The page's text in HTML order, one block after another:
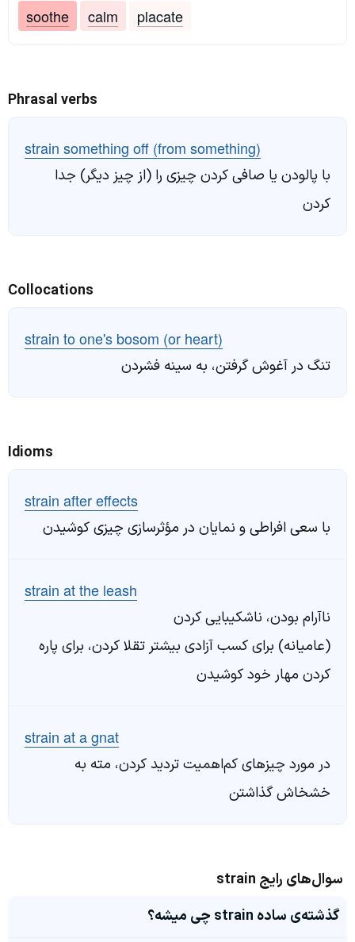
soothe
calm placate
Phrasal verbs
strain something off (from something)
با پالودن یا صافی کردن چیزی را (از چیز دیگر) جدا
کردن
Collocations
strain to one's bosom (or heart)
تنگ در آغوش گرفتن، به سینه فشردن
Idioms
strain after effects
با سعی افراطی و نمایان در مؤثر‌سازی چیزی کوشیدن
strain at the leash
ناآرام بودن، ناشکیبایی کردن
(عامیانه) برای کسب آزادی بیشتر تقلا کردن، برای پاره
کردن مهار خود کوشیدن
strain at a gnat
در مورد چیزهای کم‌اهمیت تردید کردن، مته به
خشخاش گذاشتن
سوال‌های رایج strain
گذشته‌ی ساده strain چی میشه؟